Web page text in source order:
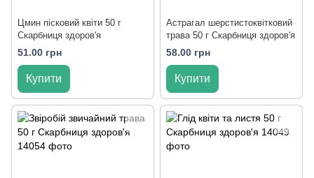
Цмин пісковий квіти 50 г
Скарбниця здоров'я
51.00 грн
Купити
Астрагал шерстистоквітковий
трава 50 г Скарбниця здоров'я
58.00 грн
Купити